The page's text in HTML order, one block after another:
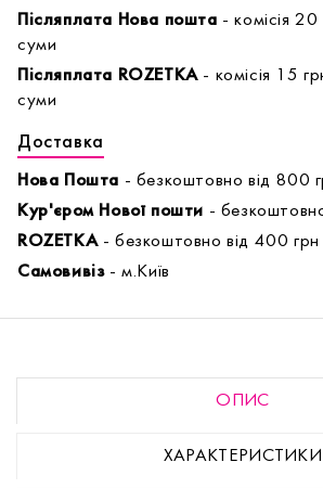
Післяплата Нова пошта - комісія 20
суми
Післяплата ROZETKA- комісія 15
суми
Доставка
Нова Пошта - безкоштовно від 800
Кур'єром Нової пошти -
ROZETKA- безкоштовно від 400 грн
Самовивіз- м.Київ
ОПИС
ХАРАКТЕРИСТИКИ